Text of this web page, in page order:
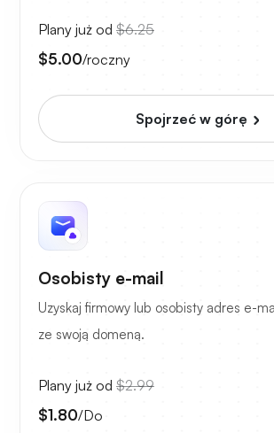
Plany już od $6.25
$5.00/roczny
Spojrzeć w górę
Osobisty e-mail
Uzyskaj firmowy lub osobisty adres e-
ze swoją domeną.
Plany już od $2.99
$1.80/Do